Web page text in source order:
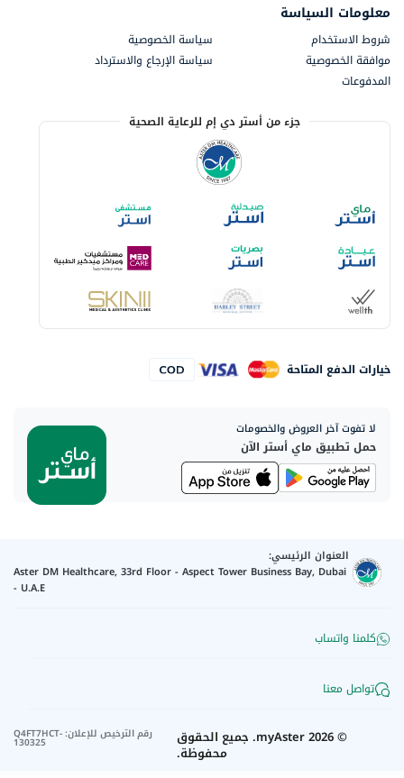
معلومات السياسة
شروط الاستخدام
سياسة الخصوصية
موافقة الخصوصية
سياسة الإرجاع والاسترداد
المدفوعات
جزء من أستر دي إم للرعاية الصحية
خيارات الدفع المتاحة
لا تفوت آخر العروض والخصومات
حمل تطبيق ماي أستر الآن
العنوان الرئيسي:
Aster DM Healthcare, 33rd Floor - Aspect Tower Business Bay, Dubai
- U.A.E
كلمنا واتساب
تواصل معنا
©
2026
myAster. جميع الحقوق
محفوظة.
رقم الترخيص للإعلان:
Q4FT7HCT-
130325